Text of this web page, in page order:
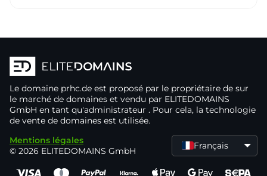
Le domaine prhc.de est proposé par le propriétaire de sur
le marché de domaines et vendu par ELITEDOMAINS
GmbH en tant qu'administrateur . Pour cela, la technologie
de vente de domaines est utilisée.
Mentions légales
© 2026 ELITEDOMAINS GmbH
Français